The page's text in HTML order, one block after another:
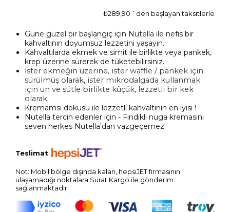
₺289,90 `den başlayan taksitlerle
Güne güzel bir başlangıç ​​için Nutella ile nefis bir
kahvaltının doyumsuz lezzetini yaşayın.
Kahvaltılarda ekmek ve simit ile birlikte veya pankek,
krep üzerine sürerek de tüketebilirsiniz.
İster ekmeğin üzerine, ister waffle / pankek için
sürülmüş olarak, ister mikrodalgada kullanmak
için un ve sütle birlikte küçük, lezzetli bir kek
olarak.
Kremamsı dokusu ile lezzetli kahvaltının en iyisi !
Nutella tercih edenler için - Fındıklı nuga kremasını
seven herkes Nutella'dan vazgeçemez
Teslimat:
Not: Mobil bölge dışında kalan, hepsiJET firmasının
ulaşamadığı noktalara Sürat Kargo ile gönderim
sağlanmaktadır.